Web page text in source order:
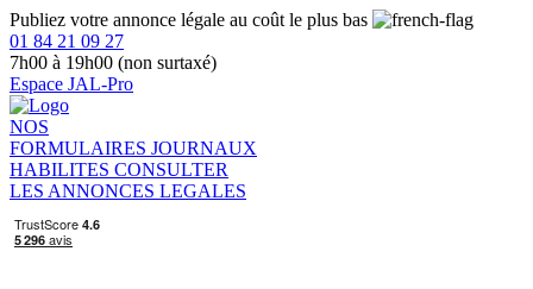
Publiez votre annonce légale au coût le plus bas
01 84 21 09 27
7h00 à 19h00 (non surtaxé)
Espace JAL-Pro
NOS
FORMULAIRES JOURNAUX
HABILITES CONSULTER
LES ANNONCES LEGALES